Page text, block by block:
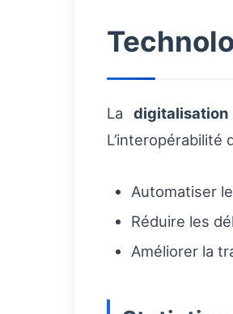
Ladigitalisation
Automatiser
Réduire les
Améliorer la